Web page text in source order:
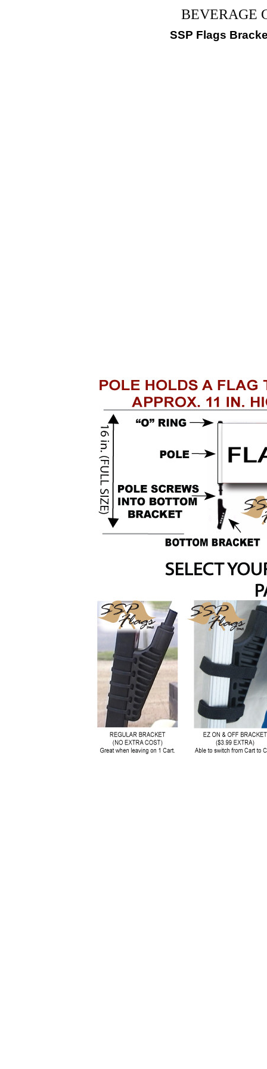
BEVERAGE
SSP Flags